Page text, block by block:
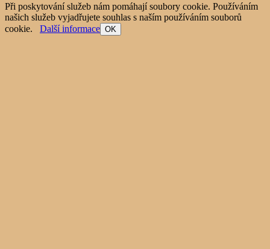
Při poskytování služeb nám pomáhají soubory cookie. Používáním
našich služeb vyjadřujete souhlas s naším používáním souborů
cookie. Další informace